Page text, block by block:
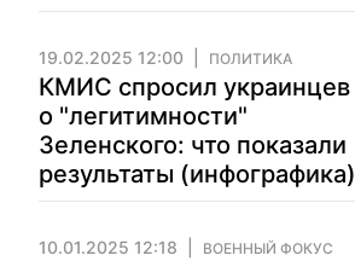
19.02.2025 12:00 ПОЛИТИКА
КМИС спросил украинцев
о "легитимности"
Зеленского: что показали
результаты (инфографика)
10.01.2025 12:18 ВОЕННЫЙ ФОКУС